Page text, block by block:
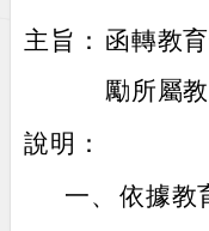
主旨： 函轉教
勵所屬
說明：
一、 依據教